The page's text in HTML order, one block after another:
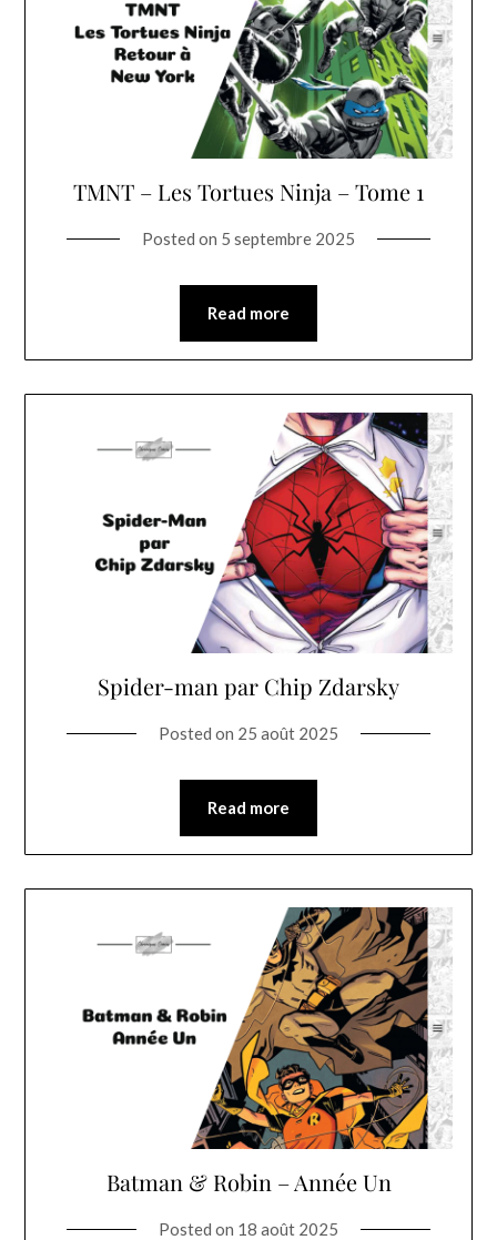
TMNT – Les Tortues Ninja – Tome 1
Posted on 5 septembre 2025
Read more
Spider-man par Chip Zdarsky
Posted on 25 août 2025
Read more
Batman & Robin – Année Un
Posted on 18 août 2025